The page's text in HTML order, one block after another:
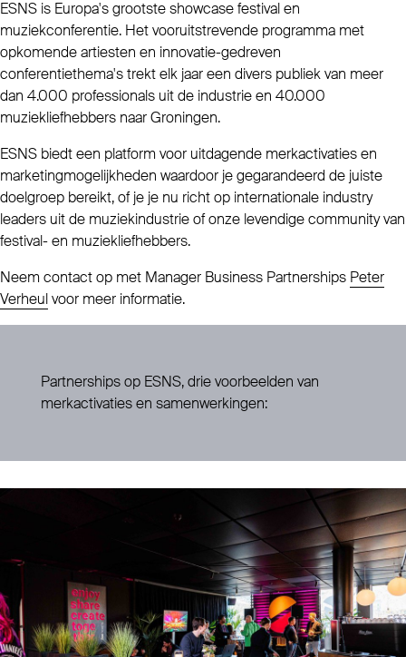
ESNS is Europa's grootste showcase festival en
muziekconferentie. Het vooruitstrevende programma met
opkomende artiesten en innovatie-gedreven
conferentiethema's trekt elk jaar een divers publiek van meer
dan 4.000 professionals uit de industrie en 40.000
muziekliefhebbers naar Groningen.
ESNS biedt een platform voor uitdagende merkactivaties en
marketingmogelijkheden waardoor je gegarandeerd de juiste
doelgroep bereikt, of je je nu richt op internationale industry
leaders uit de muziekindustrie of onze levendige community van
festival- en muziekliefhebbers.
Neem contact op met Manager Business Partnerships Peter
Verheulvoor meer informatie.
Partnerships op ESNS, drie voorbeelden van
merkactivaties en samenwerkingen: